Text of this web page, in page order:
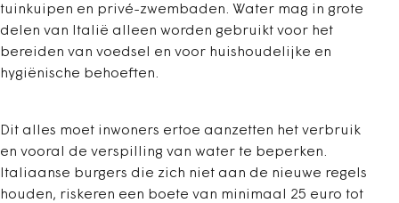
tuinkuipen en privé-zwembaden. Water mag in grote
delen van Italië alleen worden gebruikt voor het
bereiden van voedsel en voor huishoudelijke en
hygiënische behoeften.
Dit alles moet inwoners ertoe aanzetten het verbruik
en vooral de verspilling van water te beperken.
Italiaanse burgers die zich niet aan de nieuwe regels
houden, riskeren een boete van minimaal 25 euro tot